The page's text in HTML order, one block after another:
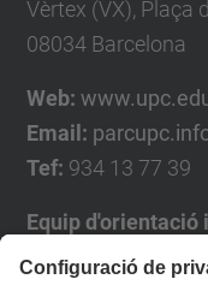
Vèrtex (VX), Plaça
08034 Barcelona
Web:
Email:
Tef: 934 13 77 39
Equip d'orientació
José Luís Grande